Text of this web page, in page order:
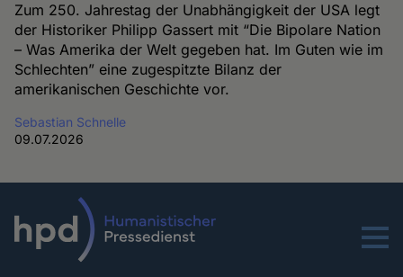
Zum 250. Jahrestag der Unabhängigkeit der USA legt
der Historiker Philipp Gassert mit “Die Bipolare Nation
– Was Amerika der Welt gegeben hat. Im Guten wie im
Schlechten” eine zugespitzte Bilanz der
amerikanischen Geschichte vor.
Sebastian Schnelle
09.07.2026
Menu